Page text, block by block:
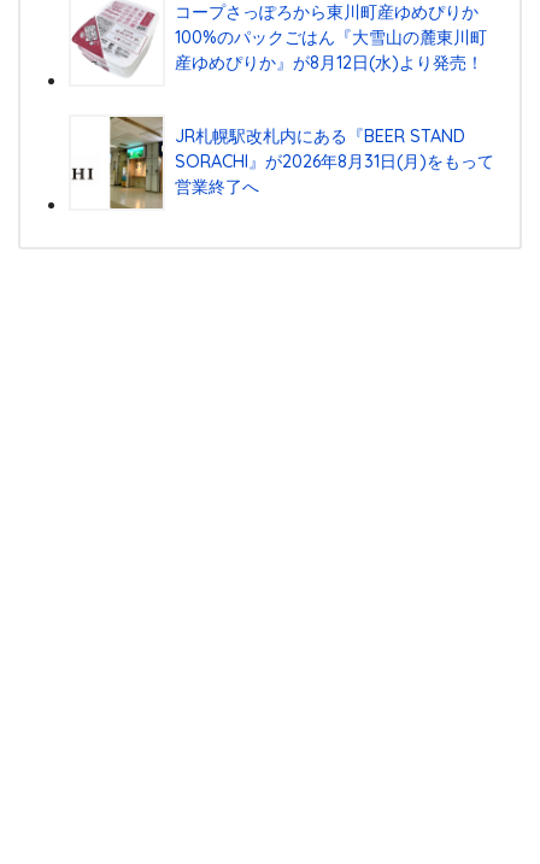
コープさっぽろから東川町産ゆめぴりか
100%のパックごはん『⼤雪⼭の麓東川町
産ゆめぴりか』が8⽉12⽇(⽔)より発売！
JR札幌駅改札内にある『BEER STAND
SORACHI』が2026年8月31日(月)をもって
営業終了へ